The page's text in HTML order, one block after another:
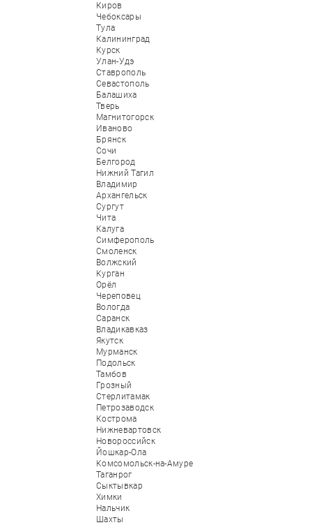
Киров
Чебоксары
Тула
Калининград
Курск
Улан-Удэ
Ставрополь
Севастополь
Балашиха
Тверь
Магнитогорск
Иваново
Брянск
Сочи
Белгород
Нижний Тагил
Владимир
Архангельск
Сургут
Чита
Калуга
Симферополь
Смоленск
Волжский
Курган
Орёл
Череповец
Вологда
Саранск
Владикавказ
Якутск
Мурманск
Подольск
Тамбов
Грозный
Стерлитамак
Петрозаводск
Кострома
Нижневартовск
Новороссийск
Йошкар-Ола
Комсомольск-на-Амуре
Таганрог
Сыктывкар
Химки
Нальчик
Шахты